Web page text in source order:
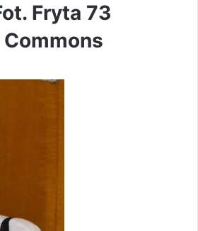
Fryta 73